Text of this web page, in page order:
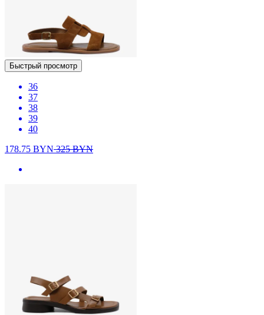
Быстрый просмотр
36
37
38
39
40
178.75 BYN325BYN